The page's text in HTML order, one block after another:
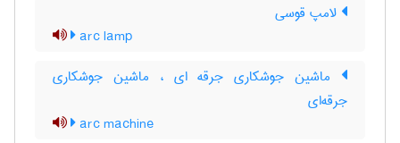
لامپ قوسی
arc lamp
ماشین جوشکاری جرقه ای ، ماشین جوشکاری
جرقه‌ای
arc machine